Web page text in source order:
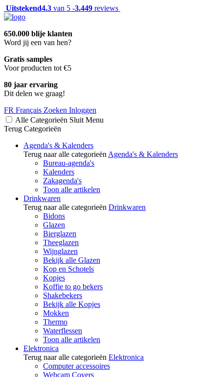
Uitstekend4.3 van 5 -3.449 reviews
650.000 blije klanten
Word jij een van hen?
Gratis samples
Voor producten tot €5
80 jaar ervaring
Dit delen we graag!
FR Français Zoeken Inloggen
Alle Categorieën Sluit Menu
Terug Categorieën
Agenda's & Kalenders
Terug naar alle categorieën Agenda's & Kalenders
Bureau-agenda's
Kalenders
Zakagenda's
Toon alle artikelen
Drinkwaren
Terug naar alle categorieën Drinkwaren
Bidons
Glazen
Bierglazen
Theeglazen
Wijnglazen
Bekijk alle Glazen
Kop en Schotels
Kopjes
Koffie to go bekers
Shakebekers
Bekijk alle Kopjes
Mokken
Thermo
Waterflessen
Toon alle artikelen
Elektronica
Terug naar alle categorieën Elektronica
Computer accessoires
Webcam Covers